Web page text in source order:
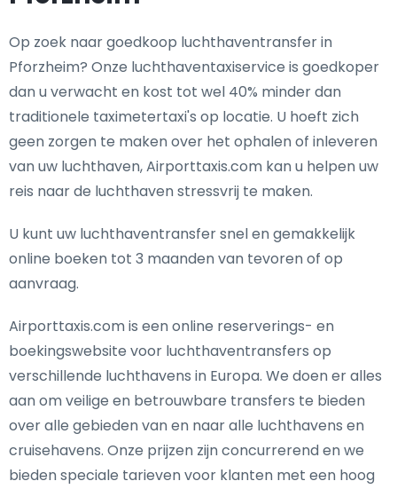
Op zoek naar goedkoop luchthaventransfer in
Pforzheim? Onze luchthaventaxiservice is goedkoper
dan u verwacht en kost tot wel 40% minder dan
traditionele taximetertaxi's op locatie. U hoeft zich
geen zorgen te maken over het ophalen of inleveren
van uw luchthaven, Airporttaxis.com kan u helpen uw
reis naar de luchthaven stressvrij te maken.
U kunt uw luchthaventransfer snel en gemakkelijk
online boeken tot 3 maanden van tevoren of op
aanvraag.
Airporttaxis.com is een online reserverings- en
boekingswebsite voor luchthaventransfers op
verschillende luchthavens in Europa. We doen er alles
aan om veilige en betrouwbare transfers te bieden
over alle gebieden van en naar alle luchthavens en
cruisehavens. Onze prijzen zijn concurrerend en we
bieden speciale tarieven voor klanten met een hoog